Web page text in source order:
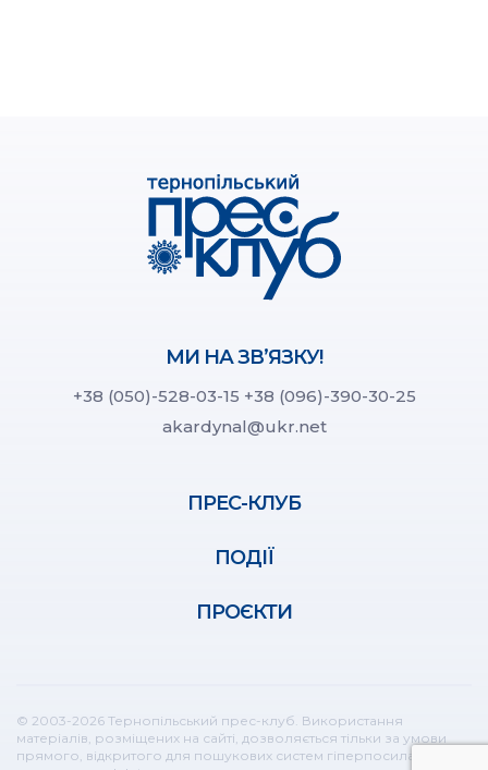
МИ НА ЗВ’ЯЗКУ!
+38 (050)-528-03-15 +38 (096)-390-30-25
akardynal@ukr.net
ПРЕС-КЛУБ
ПОДІЇ
ПРОЄКТИ
© 2003-2026 Тернопільський прес-клуб. Використання
матеріалів, розміщених на сайті, дозволяється тільки за умови
прямого, відкритого для пошукових систем гіперпосилання